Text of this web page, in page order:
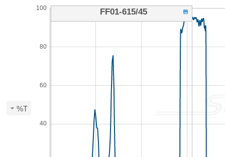
%T
40
60
80
100 FF01-615/45